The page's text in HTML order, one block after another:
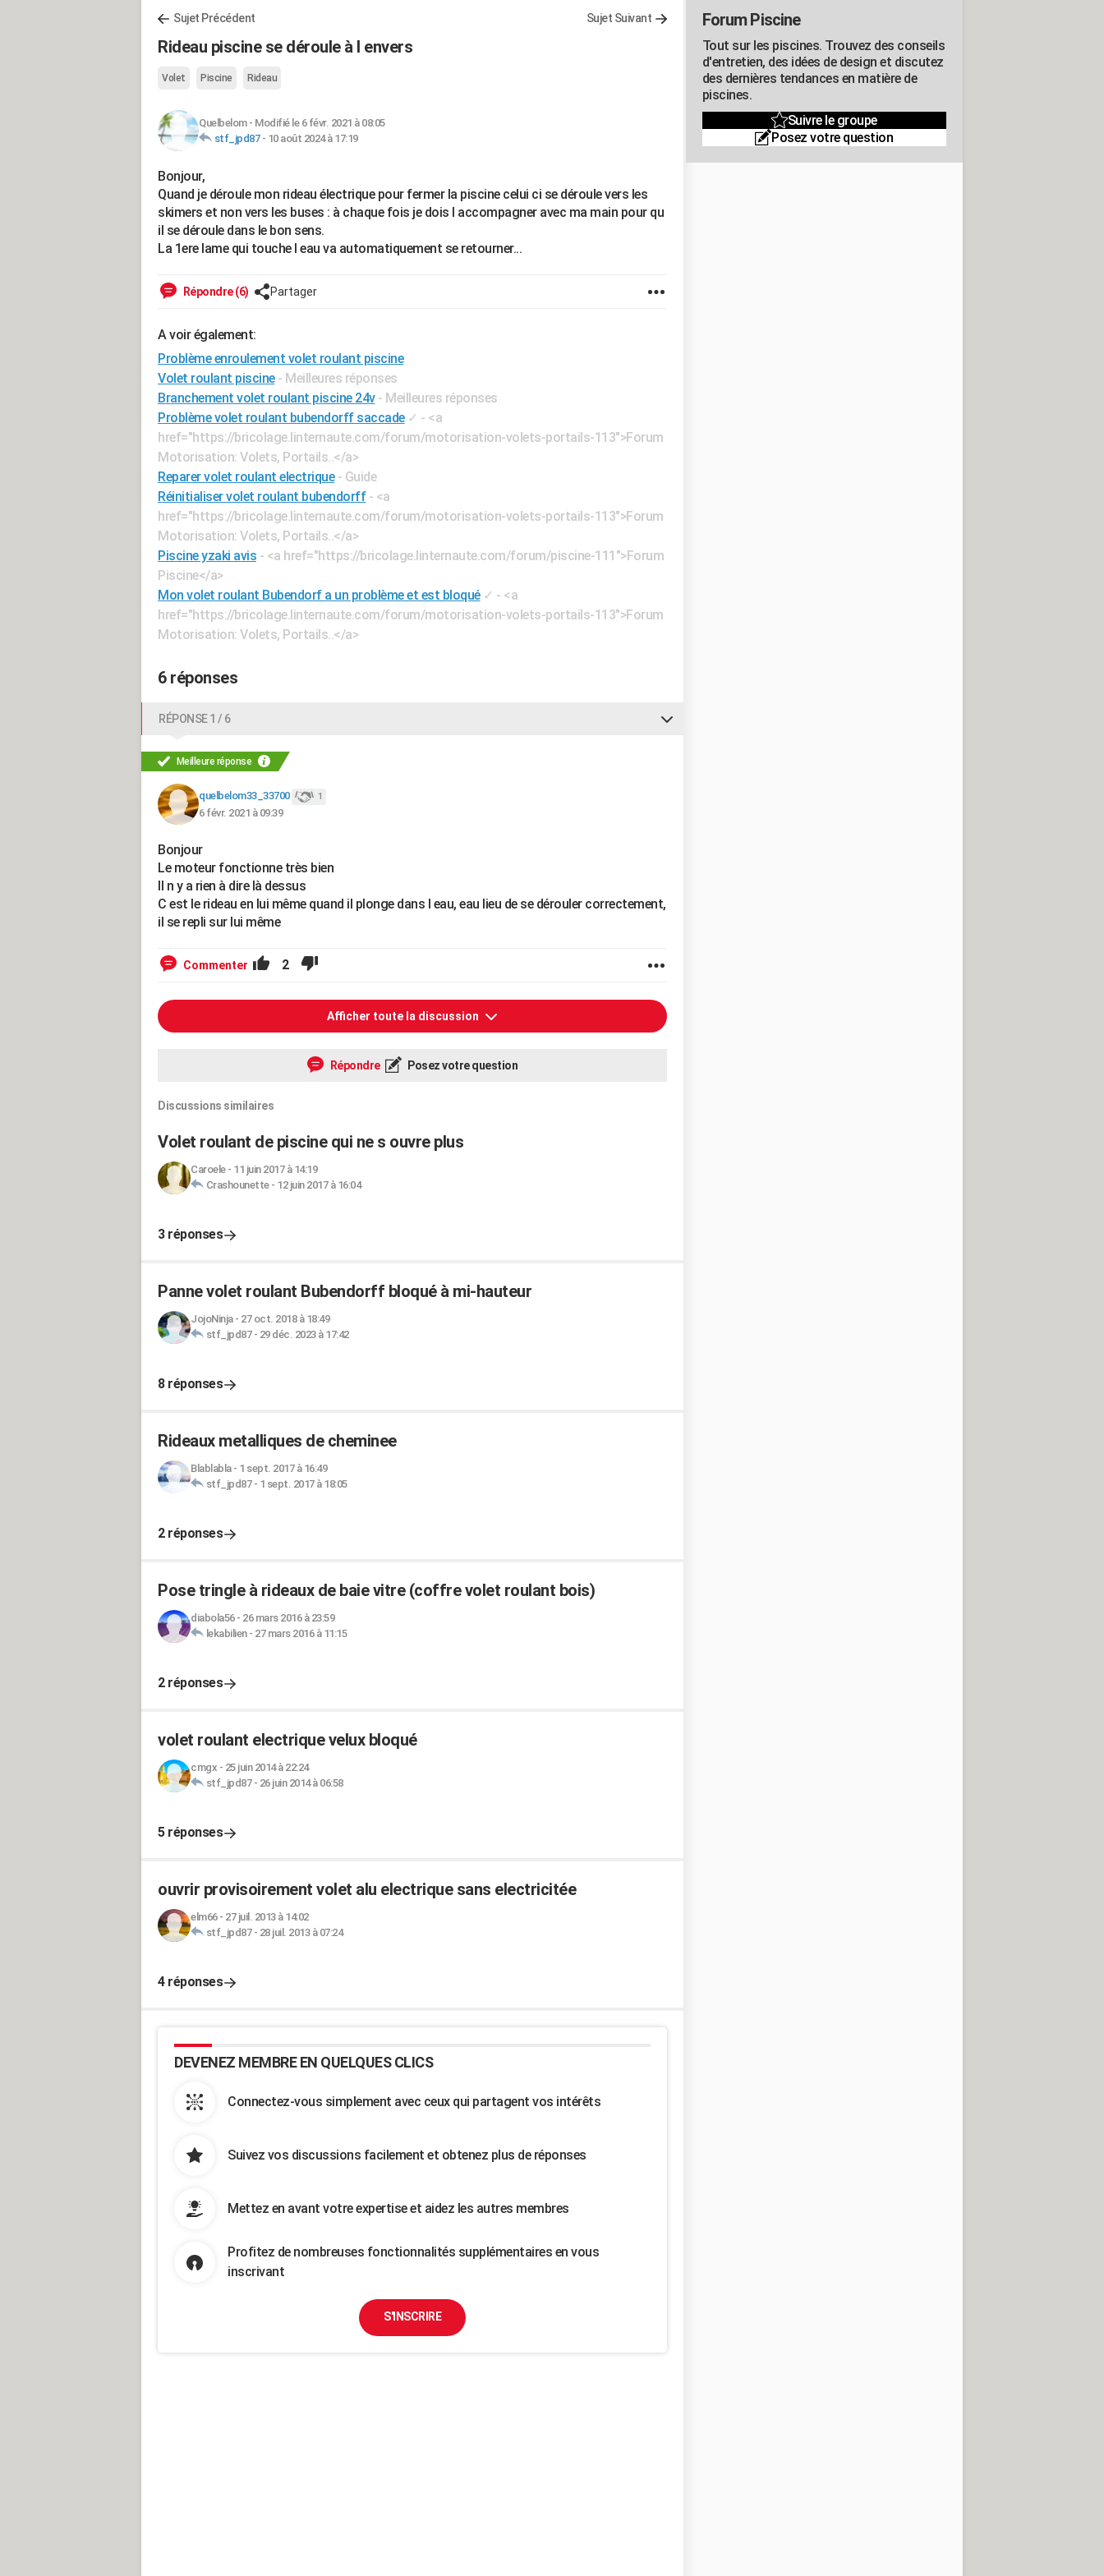
Sujet Précédent Sujet Suivant
Rideau piscine se déroule à l envers
Volet Piscine Rideau
Quelbelom- Modifié le 6 févr. 2021 à 08:05
stf_jpd87- 10 août 2024 à 17:19
Bonjour,
Quand je déroule mon rideau électrique pour fermer la piscine celui ci se déroule vers les
skimers et non vers les buses : à chaque fois je dois l accompagner avec ma main pour qu
il se déroule dans le bon sens.
La 1ere lame qui touche l eau va automatiquement se retourner...
Répondre (6) Partager
A voir également:
Problème enroulement volet roulant piscine
Volet roulant piscine - Meilleures réponses
Branchement volet roulant piscine 24v - Meilleures réponses
Problème volet roulant bubendorff saccade ✓ - <a
href="https://bricolage.linternaute.com/forum/motorisation-volets-portails-113">Forum
Motorisation: Volets, Portails..</a>
Reparer volet roulant electrique - Guide
Réinitialiser volet roulant bubendorff - <a
href="https://bricolage.linternaute.com/forum/motorisation-volets-portails-113">Forum
Motorisation: Volets, Portails..</a>
Piscine yzaki avis - <a href="https://bricolage.linternaute.com/forum/piscine-111">Forum
Piscine</a>
Mon volet roulant Bubendorf a un problème et est bloqué ✓ - <a
href="https://bricolage.linternaute.com/forum/motorisation-volets-portails-113">Forum
Motorisation: Volets, Portails..</a>
6 réponses
RÉPONSE 1 / 6
Meilleure réponse
quelbelom33_33700 1
6 févr. 2021 à 09:39
Bonjour
Le moteur fonctionne très bien
Il n y a rien à dire là dessus
C est le rideau en lui même quand il plonge dans l eau, eau lieu de se dérouler correctement,
il se repli sur lui même
Commenter 2
Afficher toute la discussion
Répondre Posez votre question
Discussions similaires
Volet roulant de piscine qui ne s ouvre plus
Caroele- 11 juin 2017 à 14:19
Crashounette- 12 juin 2017 à 16:04
3 réponses
Panne volet roulant Bubendorff bloqué à mi-hauteur
JojoNinja- 27 oct. 2018 à 18:49
stf_jpd87- 29 déc. 2023 à 17:42
8 réponses
Rideaux metalliques de cheminee
Blablabla- 1 sept. 2017 à 16:49
stf_jpd87- 1 sept. 2017 à 18:05
2 réponses
Pose tringle à rideaux de baie vitre (coffre volet roulant bois)
diabola56- 26 mars 2016 à 23:59
lekabilien- 27 mars 2016 à 11:15
2 réponses
volet roulant electrique velux bloqué
cmgx - 25 juin 2014 à 22:24
stf_jpd87- 26 juin 2014 à 06:58
5 réponses
ouvrir provisoirement volet alu electrique sans electricitée
elm66- 27 juil. 2013 à 14:02
stf_jpd87- 28 juil. 2013 à 07:24
4 réponses
DEVENEZ MEMBRE EN QUELQUES CLICS
Connectez-vous simplement avec ceux qui partagent vos intérêts
Suivez vos discussions facilement et obtenez plus de réponses
Mettez en avant votre expertise et aidez les autres membres
Profitez de nombreuses fonctionnalités supplémentaires en vous
inscrivant
S'INSCRIRE
Forum Piscine
Tout sur les piscines. Trouvez des conseils
d'entretien, des idées de design et discutez
des dernières tendances en matière de
piscines.
Suivre le groupe
Posez votre question